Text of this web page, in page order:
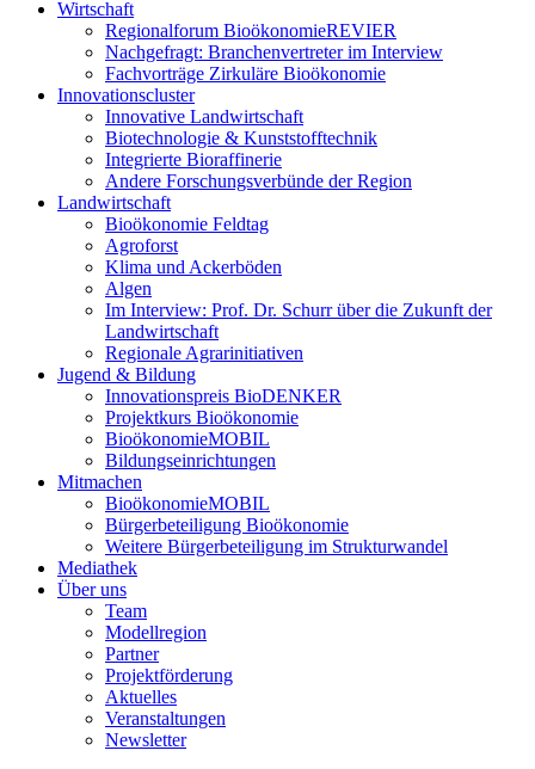
Wirtschaft
Regionalforum BioökonomieREVIER
Nachgefragt: Branchenvertreter im Interview
Fachvorträge Zirkuläre Bioökonomie
Innovationscluster
Innovative Landwirtschaft
Biotechnologie & Kunststofftechnik
Integrierte Bioraffinerie
Andere Forschungsverbünde der Region
Landwirtschaft
Bioökonomie Feldtag
Agroforst
Klima und Ackerböden
Algen
Im Interview: Prof. Dr. Schurr über die Zukunft der
Landwirtschaft
Regionale Agrarinitiativen
Jugend & Bildung
Innovationspreis BioDENKER
Projektkurs Bioökonomie
BioökonomieMOBIL
Bildungseinrichtungen
Mitmachen
BioökonomieMOBIL
Bürgerbeteiligung Bioökonomie
Weitere Bürgerbeteiligung im Strukturwandel
Mediathek
Über uns
Team
Modellregion
Partner
Projektförderung
Aktuelles
Veranstaltungen
Newsletter